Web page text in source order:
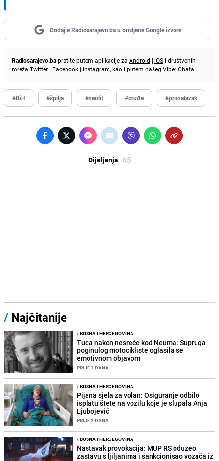
Dodajte Radiosarajevo.ba u omiljene Google izvore
Radiosarajevo.bapratite putem aplikacije za Android | iOS i društvenih
mreža Twitter | Facebook | Instagram, kao i putem našeg ViberChata.
#BiH #špilja #neolit #oruđe #pronalazak
Dijeljenja 65
/ Najčitanije
/BOSNA I HERCEGOVINA
Tuga nakon nesreće kod Neuma: Supruga
poginulog motocikliste oglasila se
emotivnom objavom
PRIJE 2 DANA
/BOSNA I HERCEGOVINA
Pijana sjela za volan: Osiguranje odbilo
isplatu štete na vozilu koje je slupala Anja
Ljubojević
PRIJE 2 DANA
/BOSNA I HERCEGOVINA
Nastavak provokacija: MUP RS oduzeo
zastavu s ljiljanima i sankcionisao vozača iz